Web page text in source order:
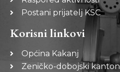
Postani prijatelj KSC
Korisni linkovi
Općina Kakanj
Zeničko-dobojski kanton